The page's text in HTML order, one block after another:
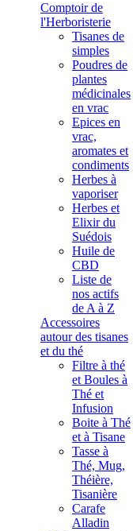
Comptoir de
l'Herboristerie
Tisanes de
simples
Poudres de
plantes
médicinales
en vrac
Epices en
vrac,
aromates et
condiments
Herbes à
vaporiser
Herbes et
Elixir du
Suédois
Huile de
CBD
Liste de
nos actifs
de A à Z
Accessoires
autour des tisanes
et du thé
Filtre à thé
et Boules à
Thé et
Infusion
Boite à Thé
et à Tisane
Tasse à
Thé, Mug,
Théière,
Tisanière
Carafe
Alladin